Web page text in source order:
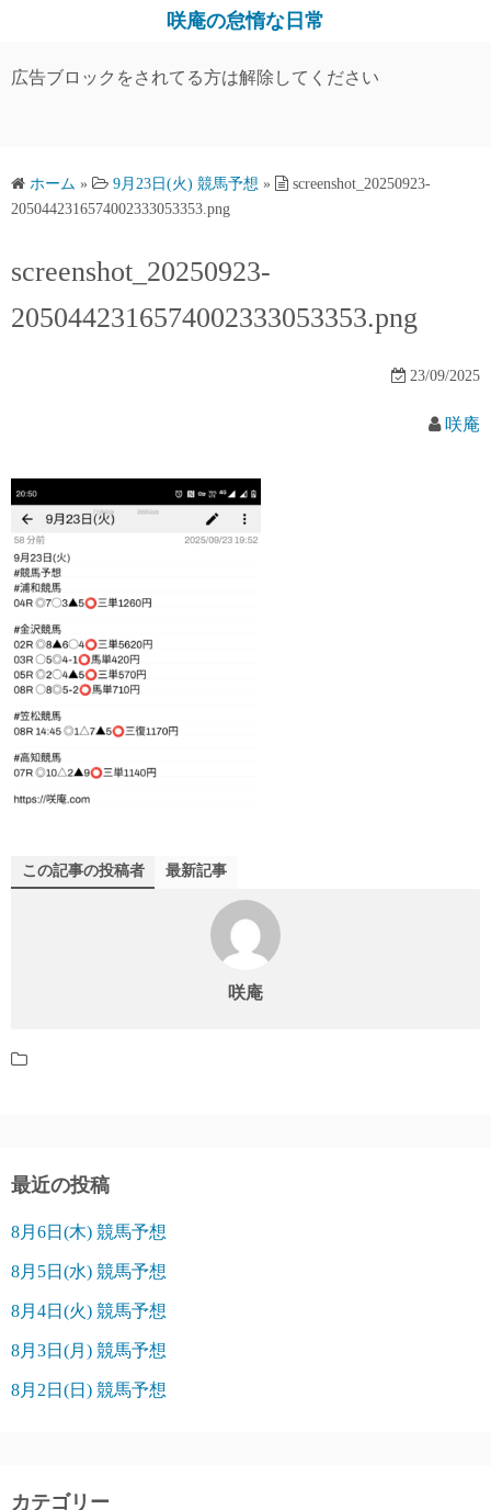
テ
ス
キ
プ
咲庵の怠惰な日常
広告ブロックをされてる方は解除してください
ホーム » 9月23日(火) 競馬予想 »
screenshot_20250923-
2050442316574002333053353.png
screenshot_20250923-
2050442316574002333053353.png
23/09/2025
咲庵
この記事の投稿者 最新記事
咲庵
最近の投稿
8月6日(木) 競馬予想
8月5日(水) 競馬予想
8月4日(火) 競馬予想
8月3日(月) 競馬予想
8月2日(日) 競馬予想
カテゴリー